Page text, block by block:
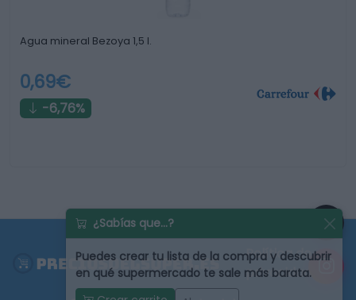
Agua mineral Bezoya 1,5 l.
0,69€
-6,76%
Política de
privacidad
¿Sabías que...?
Puedes crear tu lista de la compra y descubrir
en qué supermercado te sale más barata.